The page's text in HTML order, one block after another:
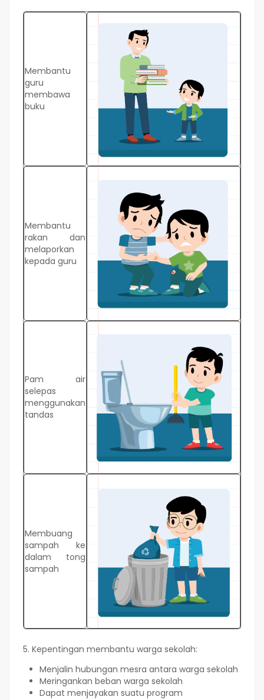
Membantu
guru
membawa
buku
Membantu
rakan dan
melaporkan
kepada guru
Pam air
selepas
menggunakan
tandas
Membuang
sampah ke
dalam tong
sampah
5. Kepentingan membantu warga sekolah:
Menjalin hubungan mesra antara warga sekolah
Meringankan beban warga sekolah
Dapat menjayakan suatu program